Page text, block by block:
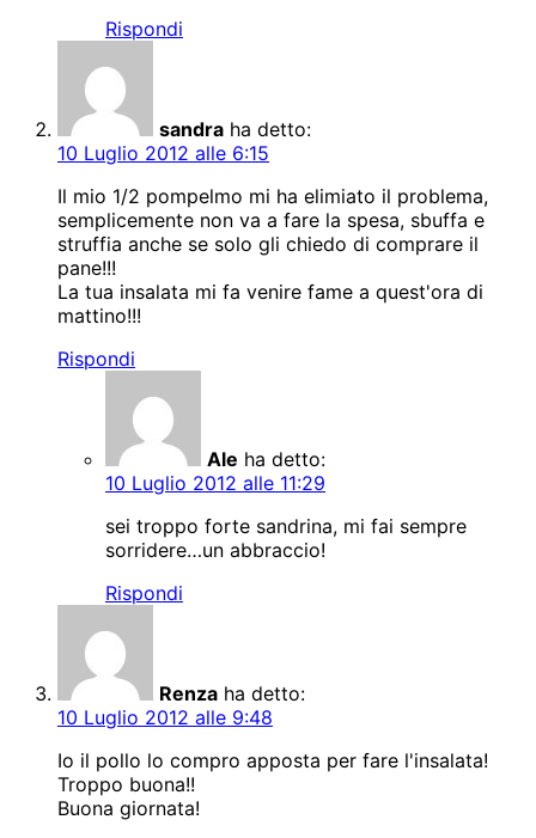
Rispondi
sandra ha detto:
10 Luglio 2012 alle 6:15
Il mio 1/2 pompelmo mi ha elimiato il problema,
semplicemente non va a fare la spesa, sbuffa e
struffia anche se solo gli chiedo di comprare il
pane!!!
La tua insalata mi fa venire fame a quest'ora di
mattino!!!
Rispondi
Ale ha detto:
10 Luglio 2012 alle 11:29
sei troppo forte sandrina, mi fai sempre
sorridere…un abbraccio!
Rispondi
Renza ha detto:
10 Luglio 2012 alle 9:48
Io il pollo lo compro apposta per fare l'insalata!
Troppo buona!!
Buona giornata!